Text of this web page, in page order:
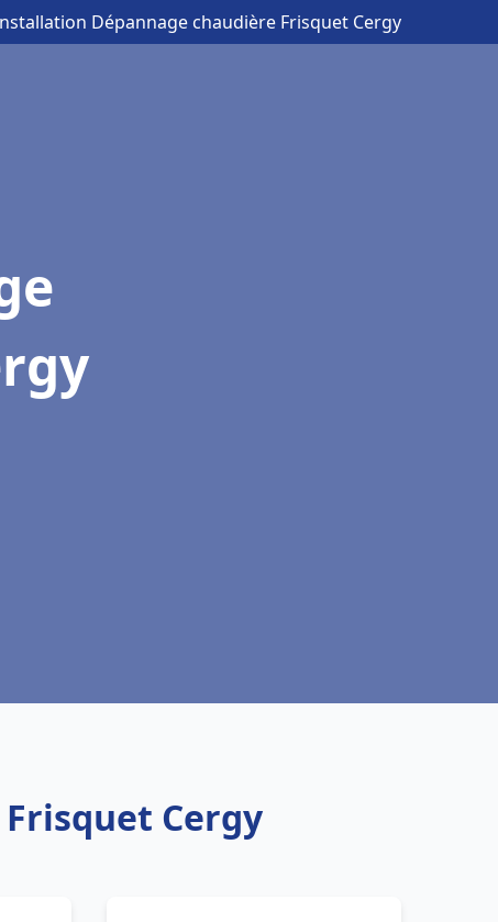
Dépannage chaudière Frisquet Cergy
Cergy